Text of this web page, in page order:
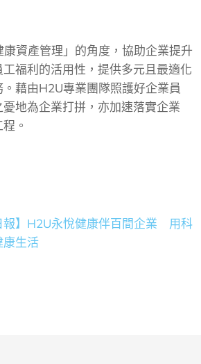
資產管理」的角度，協助企業提升
福利的活用性，提供多元且最適化
藉由H2U專業團隊照護好企業員
地為企業打拼，亦加速落實企業
。
報】H2U永悅健康伴百間企業 用科
康生活